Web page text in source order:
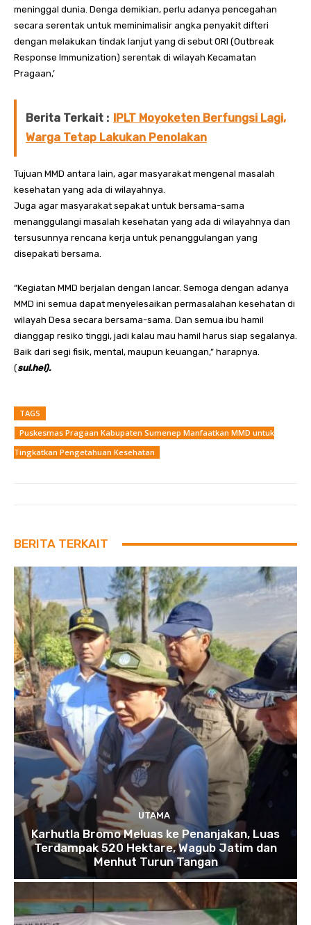
meninggal dunia. Denga demikian, perlu adanya pencegahan
secara serentak untuk meminimalisir angka penyakit difteri
dengan melakukan tindak lanjut yang di sebut ORI (Outbreak
Response Immunization) serentak di wilayah Kecamatan
Pragaan,’
Berita Terkait : IPLT Moyoketen Berfungsi Lagi,
Warga Tetap Lakukan Penolakan
Tujuan MMD antara lain, agar masyarakat mengenal masalah
kesehatan yang ada di wilayahnya.
Juga agar masyarakat sepakat untuk bersama-sama
menanggulangi masalah kesehatan yang ada di wilayahnya dan
tersusunnya rencana kerja untuk penanggulangan yang
disepakati bersama.
“Kegiatan MMD berjalan dengan lancar. Semoga dengan adanya
MMD ini semua dapat menyelesaikan permasalahan kesehatan di
wilayah Desa secara bersama-sama. Dan semua ibu hamil
dianggap resiko tinggi, jadi kalau mau hamil harus siap segalanya.
Baik dari segi fisik, mental, maupun keuangan,” harapnya.
(sul.hel).
TAGS
Puskesmas Pragaan Kabupaten Sumenep Manfaatkan MMD untuk
Tingkatkan Pengetahuan Kesehatan
BERITA TERKAIT
UTAMA
Karhutla Bromo Meluas ke Penanjakan, Luas
Terdampak 520 Hektare, Wagub Jatim dan
Menhut Turun Tangan